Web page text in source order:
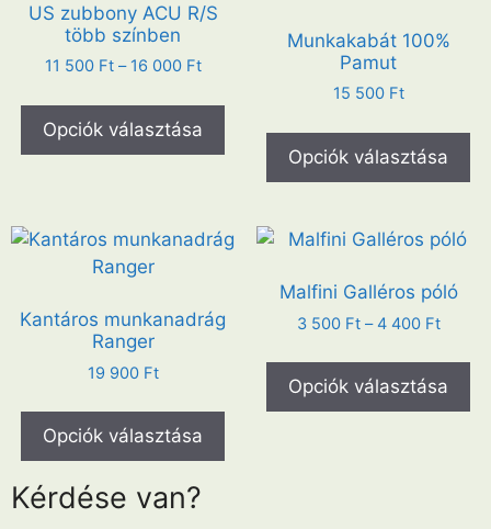
US zubbony ACU R/S
több színben
11 500 Ft – 16 000 Ft
Opciók választása
Munkakabát 100%
Pamut
15 500 Ft
Opciók választása
Kantáros munkanadrág
Ranger
19 900 Ft
Opciók választása
Malfini Galléros póló
3 500 Ft – 4 400 Ft
Opciók választása
Kérdése van?